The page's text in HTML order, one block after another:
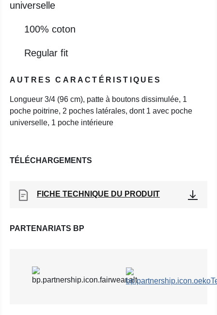
universelle
100% coton
Regular fit
AUTRES CARACTÉRISTIQUES
Longueur 3/4 (96 cm), patte à boutons dissimulée, 1
poche poitrine, 2 poches latérales, dont 1 avec poche
universelle, 1 poche intérieure
TÉLÉCHARGEMENTS
FICHE TECHNIQUE DU PRODUIT
PARTENARIATS BP